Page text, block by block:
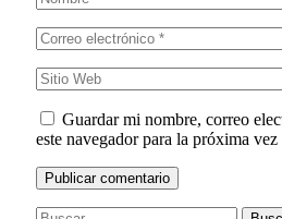
Guardar mi nombre, correo
este navegador para la próxima vez
Buscar: